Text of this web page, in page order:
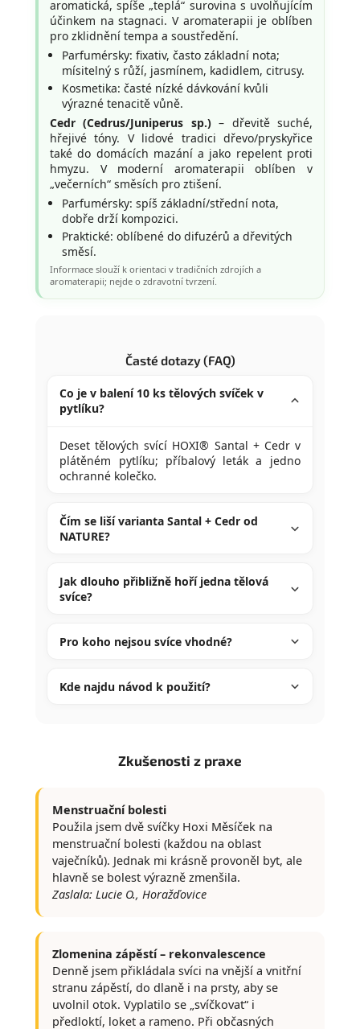
aromatická, spíše „teplá“ surovina s uvolňujícím
účinkem na stagnaci. V aromaterapii je oblíben
pro zklidnění tempa a soustředění.
Parfumérsky: fixativ, často základní nota;
mísitelný s růží, jasmínem, kadidlem, citrusy.
Kosmetika: časté nízké dávkování kvůli
výrazné tenacitě vůně.
Cedr (Cedrus/Juniperus sp.)– dřevitě suché,
hřejivé tóny. V lidové tradici dřevo/pryskyřice
také do domácích mazání a jako repelent proti
hmyzu. V moderní aromaterapii oblíben v
„večerních“ směsích pro ztišení.
Parfumérsky: spíš základní/střední nota,
dobře drží kompozici.
Praktické: oblíbené do difuzérů a dřevitých
směsí.
Informace slouží k orientaci v tradičních zdrojích a
aromaterapii; nejde o zdravotní tvrzení.
Časté dotazy (FAQ)
Co je v balení 10 ks tělových svíček v
pytlíku?
Deset tělových svící HOXI® Santal + Cedr v
plátěném pytlíku; příbalový leták a jedno
ochranné kolečko.
Čím se liší varianta Santal + Cedr od
NATURE?
Jak dlouho přibližně hoří jedna tělová
svíce?
Pro koho nejsou svíce vhodné?
Kde najdu návod k použití?
Zkušenosti z praxe
Menstruační bolesti
Použila jsem dvě svíčky Hoxi Měsíček na
menstruační bolesti (každou na oblast
vaječníků). Jednak mi krásně provoněl byt, ale
hlavně se bolest výrazně zmenšila.
Zaslala: Lucie O., Horažďovice
Zlomenina zápěstí – rekonvalescence
Denně jsem přikládala svíci na vnější a vnitřní
stranu zápěstí, do dlaně i na prsty, aby se
uvolnil otok. Vyplatilo se „svíčkovat“ i
předloktí, loket a rameno. Při občasných